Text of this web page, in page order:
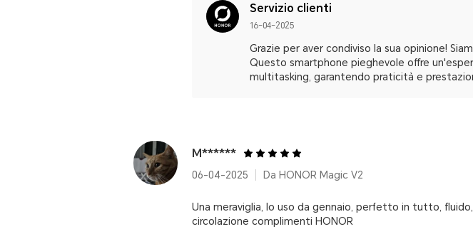
Servizio clienti
16-04-2025
Grazie per aver condiviso la sua opinione!
Questo smartphone pieghevole offre
multitasking, garantendo praticità e
M******
06-04-2025 Da HONOR Magic V2
Una meraviglia, lo uso da gennaio, perfetto in tutto,
circolazione complimenti HONOR